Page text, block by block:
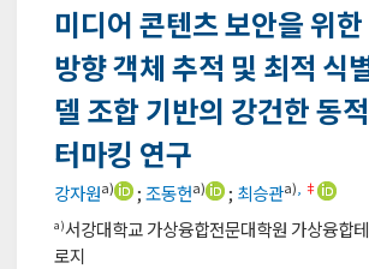
미디어 콘텐츠 보안을 위
방향 객체 추적 및 최적 식
델 조합 기반의 강건한 동
터마킹 연구
강자원a) ;조동헌a) ; 최승관a) ‡
a)서강대학교 가상융합전문대학원 가상융합
로지